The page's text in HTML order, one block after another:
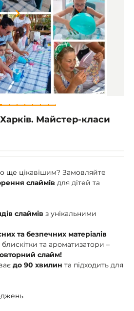
Item
1
of
8
Майстер-класи
ще цікавішим? Замовляйте
слаймів для дітей та
слаймів з унікальними
та безпечних матеріалів
та ароматизатори –
слайм!
до 90 хвилин та підходить для